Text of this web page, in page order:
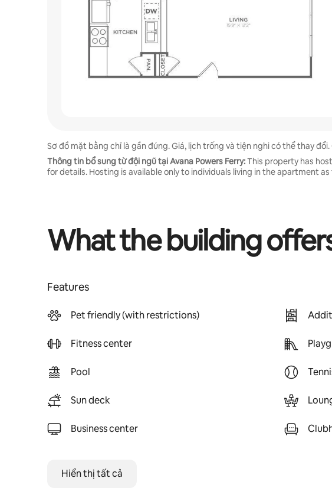
Sơ đồ mặt bằng chỉ là gần đúng. Giá, lịch trống và tiện nghi có thể thay
Thông tin bổ sung từ đội ngũ tại Avana Powers Ferry:This property has
for details. Hosting is available only to individuals living in the apartment
What the building
Features
Pet friendly (with restrictions)
Fitness center
Pool
Sun deck
Business center
Hiển thị tất cả